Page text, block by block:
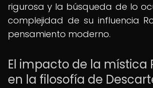
rigurosa y la búsqueda de lo
complejidad de su influencia
pensamiento moderno.
El impacto de la mística
en la filosofía de